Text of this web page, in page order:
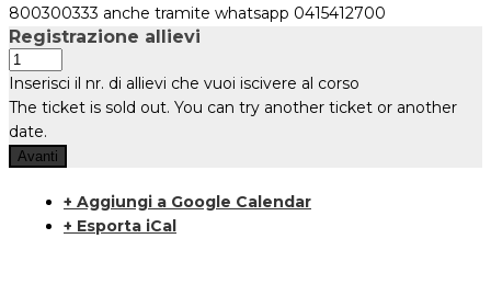
800300333 anche tramite whatsapp 0415412700
Registrazione allievi
Inserisci il nr. di allievi che vuoi iscivere al corso
The ticket is sold out. You can try another ticket or another
date.
Avanti
+ Aggiungi a Google Calendar
+ Esporta iCal